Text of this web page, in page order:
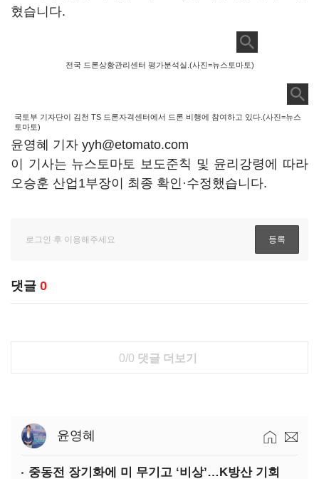
혔습니다.
전국 드론상황관리센터 평가분석실.(사진=뉴스토마토)
국토부 기자단이 김천 TS 드론자격센터에서 드론 비행에 참여하고 있다.(사진=뉴스
토마토)
윤영혜 기자 yyh@etomato.com
이 기사는 뉴스토마토 보도준칙 및 윤리강령에 따라
오승훈 산업1부장이 최종 확인·수정했습니다.
댓글 0
0/0 댓글 더보기
윤영혜
중동전 장기화에 미 무기고 ‘비상’…K방산 기회